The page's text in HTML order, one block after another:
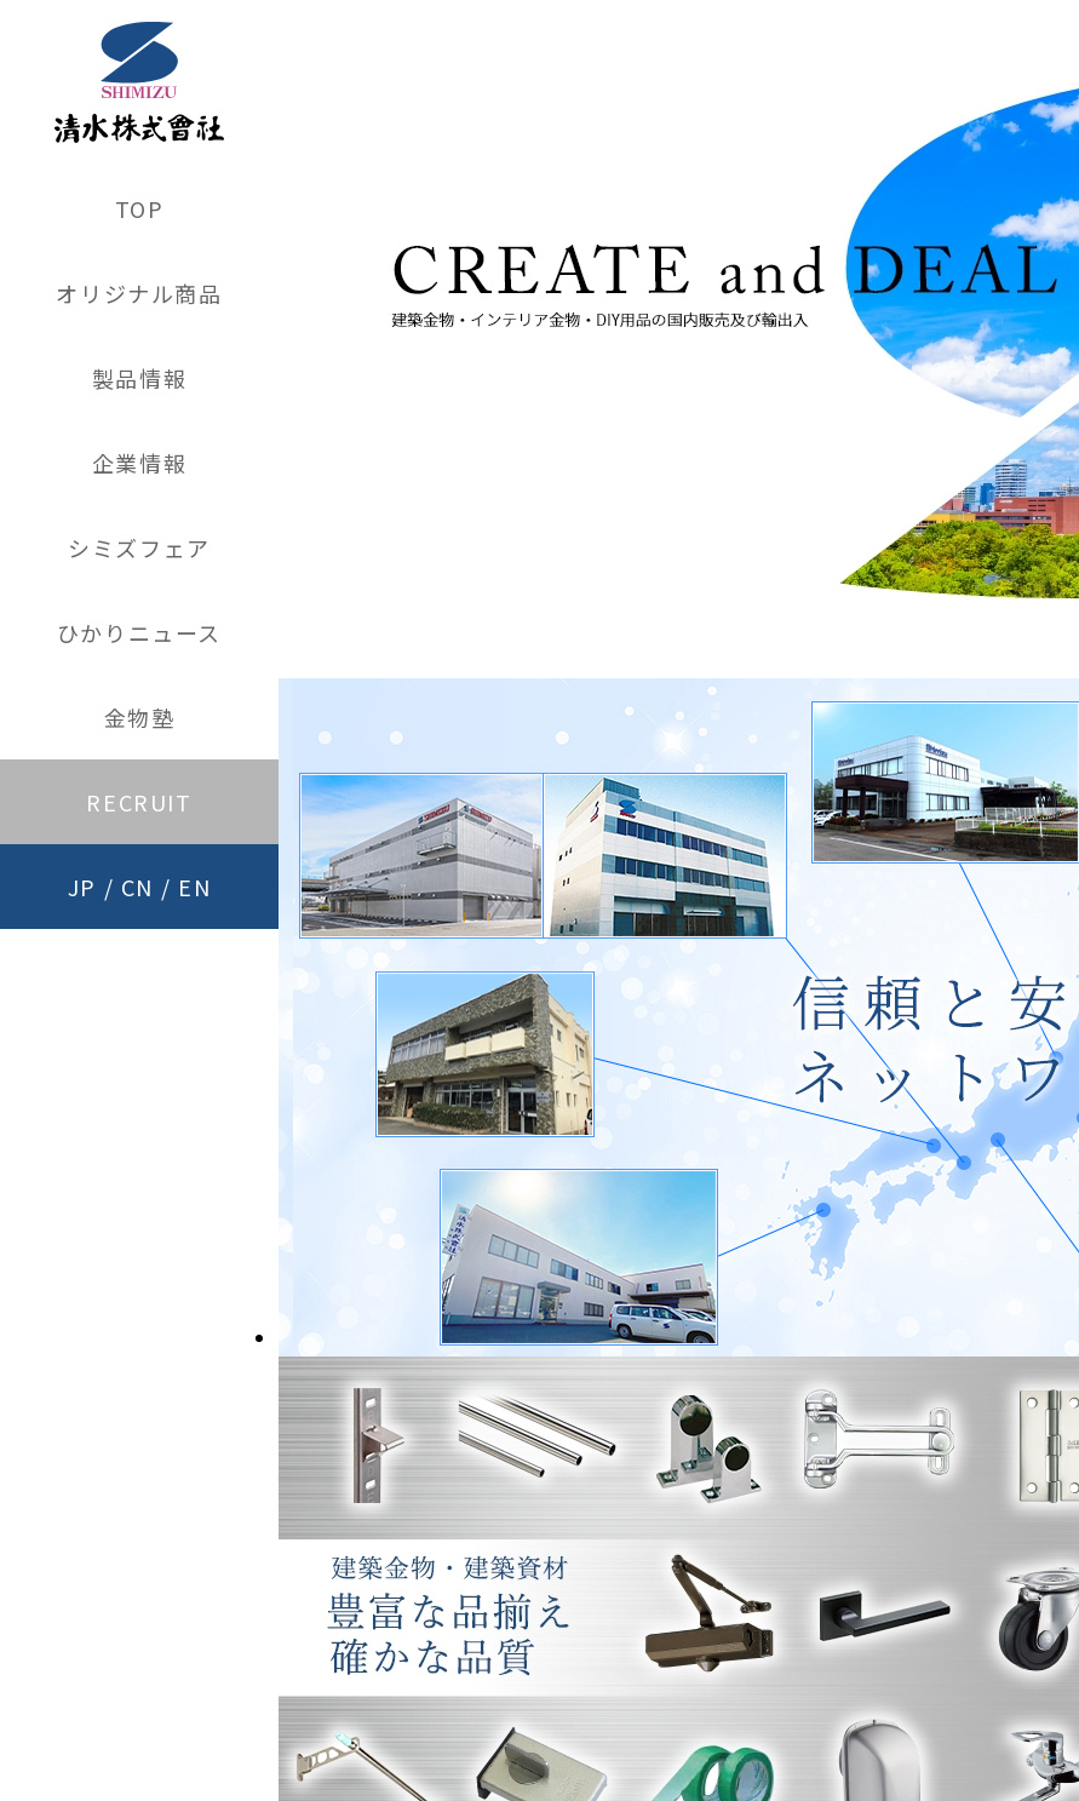
TOP
オリジナル商品
製品情報
企業情報
シミズフェア
ひかりニュース
金物塾
RECRUIT
JP / CN / EN